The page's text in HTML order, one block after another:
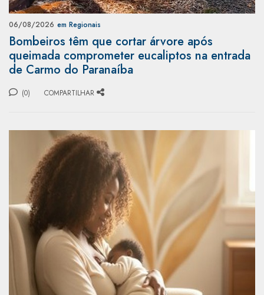
06/08/2026 em Regionais
Bombeiros têm que cortar árvore após
queimada comprometer eucaliptos na entrada
de Carmo do Paranaíba
(0) COMPARTILHAR